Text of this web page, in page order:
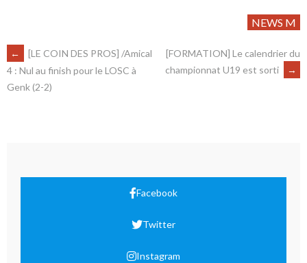
NEWS M
←
[LE COIN DES PROS] /Amical
4 : Nul au finish pour le LOSC à
Genk (2-2)
[FORMATION] Le calendrier du
championnat U19 est sorti
→
Facebook
Twitter
Instagram